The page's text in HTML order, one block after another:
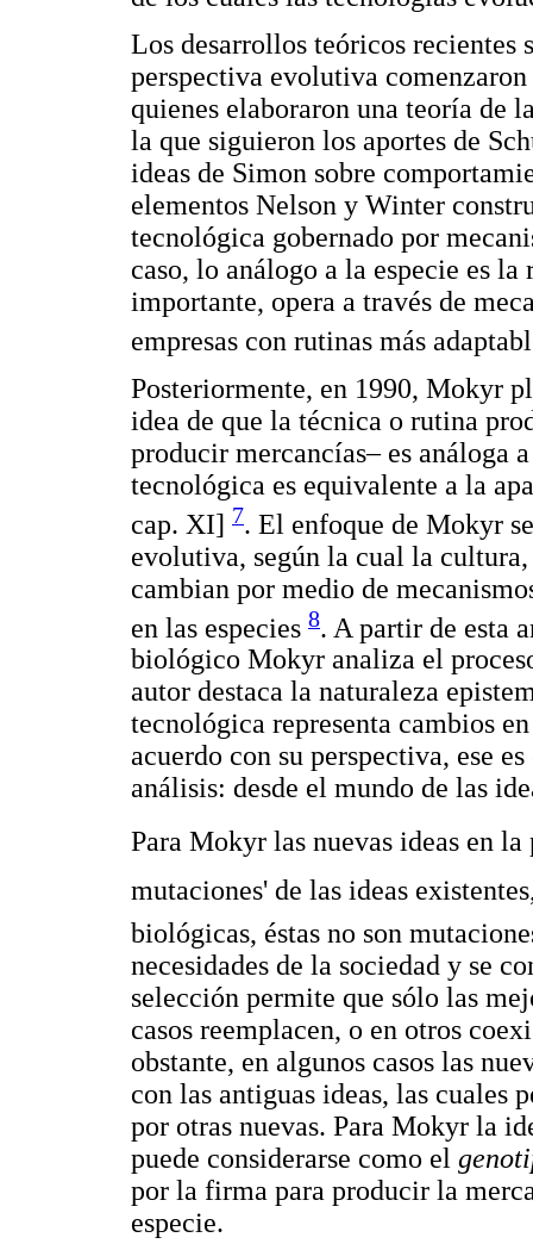
Los desarrollos teóricos
perspectiva evolutiva
quienes elaboraron una teoría de
la que siguieron los aportes de
ideas de Simon sobre
elementos Nelson y Winter
tecnológica gobernado por
caso, lo análogo a la especie es
importante, opera a través de
empresas con rutinas más
Posteriormente, en 1990, Mokyr
idea de que la técnica o rutina
producir mercancías– es análoga
tecnológica es equivalente a la
cap. XI] 7. El enfoque de Mokyr
evolutiva, según la cual la
cambian por medio de
en las especies 8. A partir de esta
biológico Mokyr analiza el
autor destaca la naturaleza
tecnológica representa cambios
acuerdo con su perspectiva, ese
análisis: desde el mundo de las
Para Mokyr las nuevas ideas en
mutaciones' de las ideas
biológicas, éstas no son
necesidades de la sociedad y se
selección permite que sólo las
casos reemplacen, o en otros
obstante, en algunos casos las
con las antiguas ideas, las cuales
por otras nuevas. Para Mokyr la
puede considerarse como el
por la firma para producir la
especie.